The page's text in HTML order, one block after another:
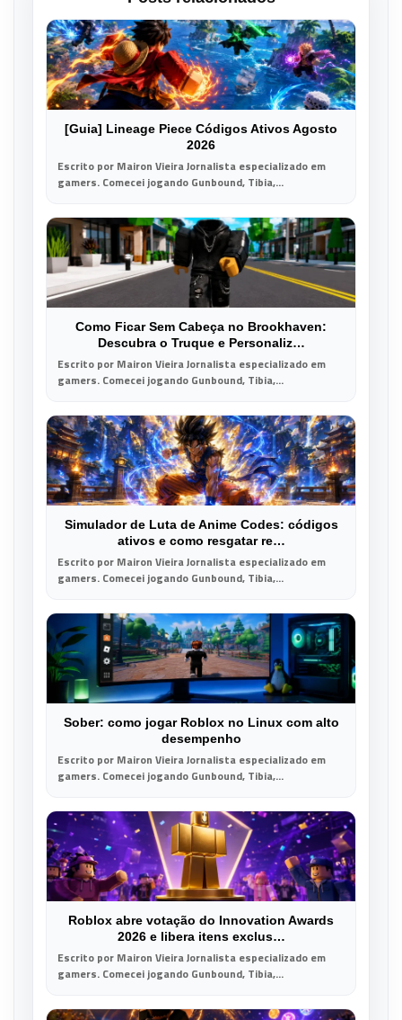
[Guia] Lineage Piece Códigos Ativos Agosto
2026
Escrito por Mairon Vieira Jornalista especializado em
gamers. Comecei jogando Gunbound, Tibia,...
Como Ficar Sem Cabeça no Brookhaven:
Descubra o Truque e Personaliz…
Escrito por Mairon Vieira Jornalista especializado em
gamers. Comecei jogando Gunbound, Tibia,...
Simulador de Luta de Anime Codes: códigos
ativos e como resgatar re…
Escrito por Mairon Vieira Jornalista especializado em
gamers. Comecei jogando Gunbound, Tibia,...
Sober: como jogar Roblox no Linux com alto
desempenho
Escrito por Mairon Vieira Jornalista especializado em
gamers. Comecei jogando Gunbound, Tibia,...
Roblox abre votação do Innovation Awards
2026 e libera itens exclus…
Escrito por Mairon Vieira Jornalista especializado em
gamers. Comecei jogando Gunbound, Tibia,...